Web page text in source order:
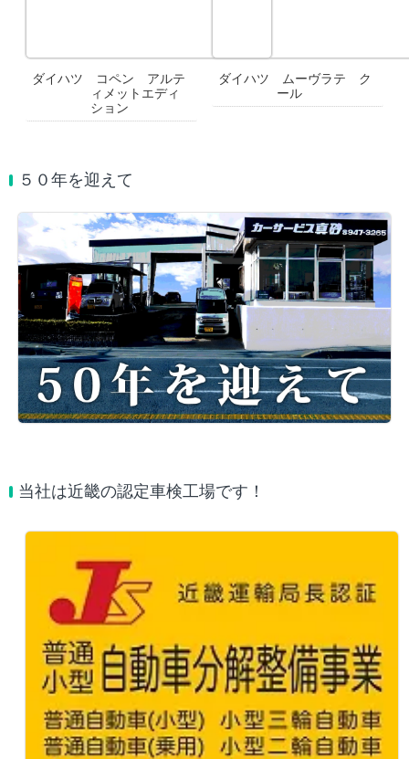
ダイハツ コペン アルテ
ィメットエディ
ション
ダイハツ ムーヴラテ ク
ール
５０年を迎えて
当社は近畿の認定車検工場です！